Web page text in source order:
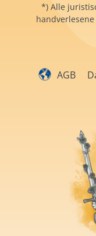
*) Alle
AGB